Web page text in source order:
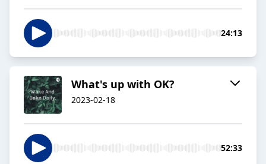
24:13
What's up with OK?
2023-02-18
52:33